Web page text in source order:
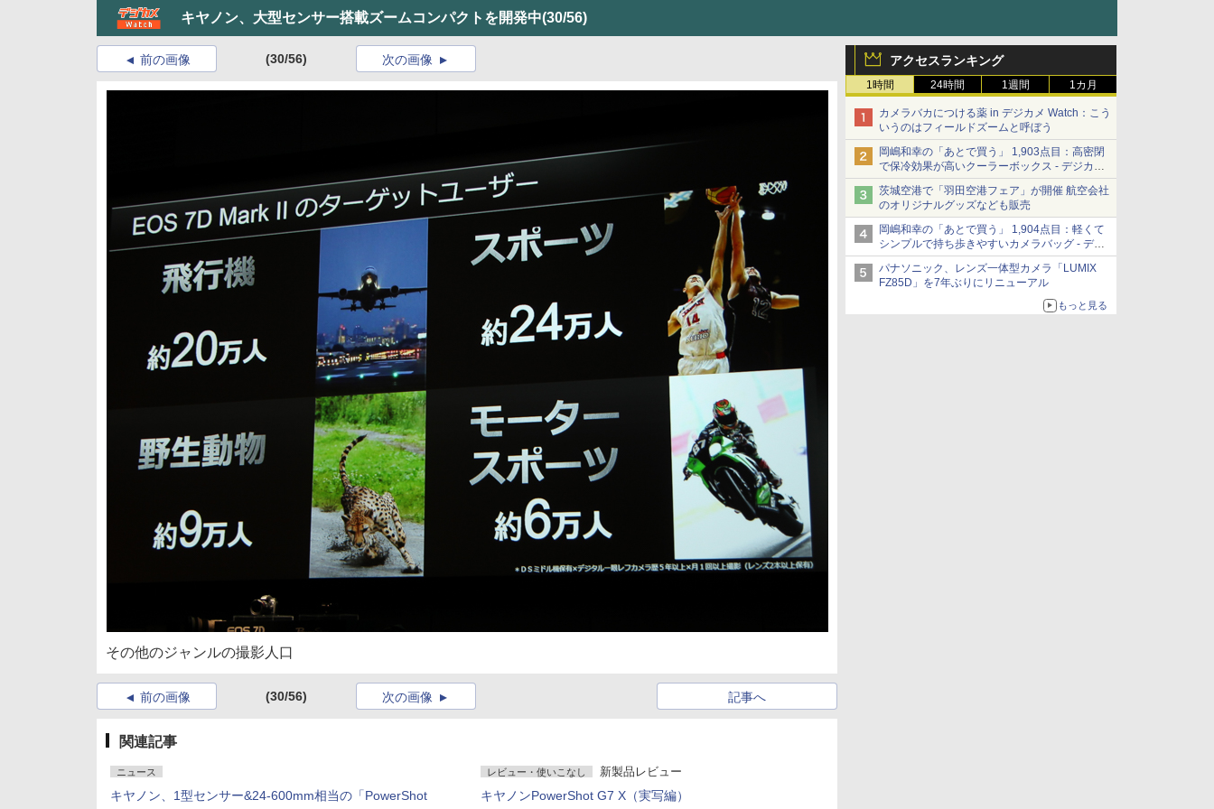
キヤノン、大型センサー搭載ズームコンパクトを開発中(30/56)
アクセスランキング
1時間 24時間 1週間 1カ月
カメラバカにつける薬 in デジカメ Watch：こう
いうのはフィールドズームと呼ぼう
岡嶋和幸の「あとで買う」 1,903点目：高密閉
で保冷効果が高いクーラーボックス - デジカメ
Watch
茨城空港で「羽田空港フェア」が開催 航空会社
のオリジナルグッズなども販売
岡嶋和幸の「あとで買う」 1,904点目：軽くて
シンプルで持ち歩きやすいカメラバッグ - デジ
カメ Watch
パナソニック、レンズ一体型カメラ「LUMIX
FZ85D」を7年ぶりにリニューアル
もっと見る
前の画像 (30/56) 次の画像
その他のジャンルの撮影人口
前の画像 (30/56) 記事へ
次の画像
関連記事
ニュース
キヤノン、1型センサー&24-600mm相当の「PowerShot
レビュー・使いこなし 新製品レビュー
キヤノンPowerShot G7 X（実写編）